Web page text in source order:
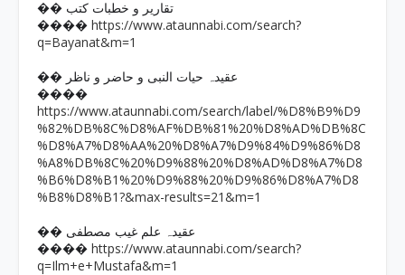
�� تقاریر و خطبات کتب
���� https://www.ataunnabi.com/search?
q=Bayanat&m=1
�� عقیدہ حیات النبی و حاضر و ناظر
����
https://www.ataunnabi.com/search/label/%D8%B9%D9
%82%DB%8C%D8%AF%DB%81%20%D8%AD%DB%8C
%D8%A7%D8%AA%20%D8%A7%D9%84%D9%86%D8
%A8%DB%8C%20%D9%88%20%D8%AD%D8%A7%D8
%B6%D8%B1%20%D9%88%20%D9%86%D8%A7%D8
%B8%D8%B1?&max-results=21&m=1
�� عقیدہ علم غیب مصطفی
���� https://www.ataunnabi.com/search?
q=Ilm+e+Mustafa&m=1